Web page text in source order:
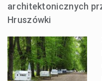
architektonicznych
Hruszówki